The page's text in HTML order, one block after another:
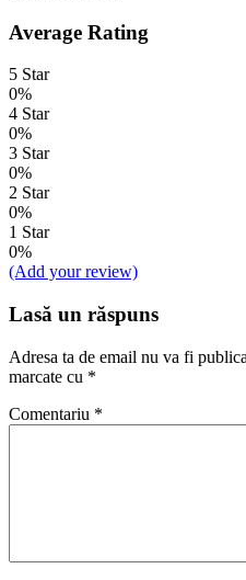
Average Rating
5 Star
0%
4 Star
0%
3 Star
0%
2 Star
0%
1 Star
0%
(Add your review)
Lasă un răspuns
Adresa ta de email nu va fi
marcate cu *
Comentariu *